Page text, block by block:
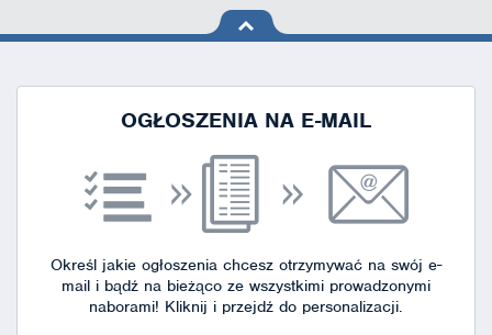
na górę
OGŁOSZENIA NA E-MAIL
Określ jakie ogłoszenia chcesz otrzymywać na swój e-
mail i bądź na bieżąco ze wszystkimi prowadzonymi
naborami! Kliknij i przejdź do personalizacji.